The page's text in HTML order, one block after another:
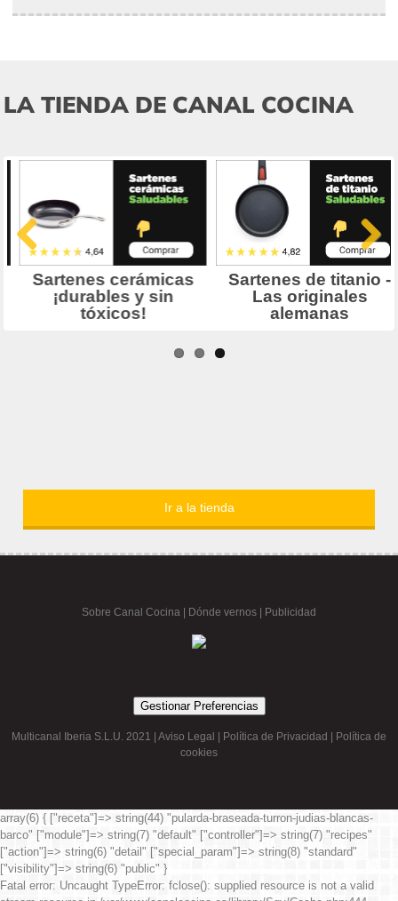
LA TIENDA DE CANAL COCINA
Ir a la tienda
Sobre Canal Cocina Dónde vernos | Publicidad
Gestionar Preferencias
Multicanal Iberia S.L.U. 2021 | Aviso Legal Política de Privacidad
Política de
cookies
array(6) { ["receta"]=> string(44) "pularda-braseada-turron-judias-blancas-
barco" ["module"]=> string(7) "default" ["controller"]=> string(7) "recipes"
["action"]=> string(6) "detail" ["special_param"]=> string(8) "standard"
["visibility"]=> string(6) "public" }
Fatal error: Uncaught TypeError: fclose(): supplied resource is not a valid